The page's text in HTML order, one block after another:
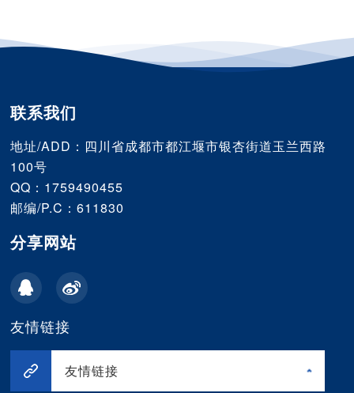
联系我们
地址/ADD：四川省成都市都江堰市银杏街道玉兰西路
100号
QQ：1759490455
邮编/P.C：611830
分享网站
友情链接
友情链接